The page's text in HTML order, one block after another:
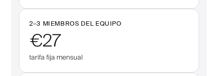
2–3 MIEMBROS DEL EQUIPO
€27
tarifa fija mensual